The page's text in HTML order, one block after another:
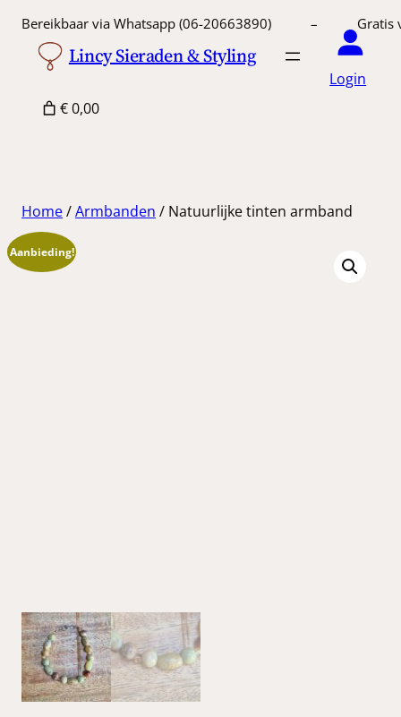
GaBereikbaar via Whatsapp (06-20663890) –
Lincy Sieraden & Styling
Login
€ 0,00
Home/Armbanden / Natuurlijke tinten armband
Aanbieding!